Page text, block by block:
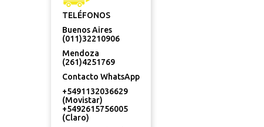
TELÉFONOS
Buenos Aires
(011)32210906
Mendoza
(261)4251769
Contacto WhatsApp
+5491132036629
(Movistar)
+5492615756005
(Claro)